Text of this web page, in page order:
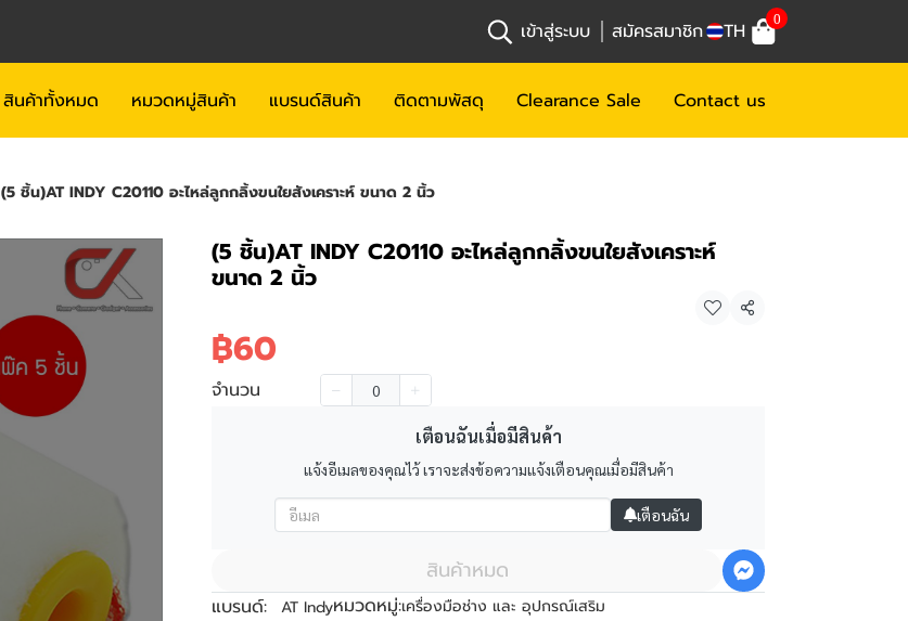
เข้าสู่ระบบ สมัครสมาชิก TH 0
สินค้าทั้งหมด หมวดหมู่สินค้า แบรนด์สินค้า ติดตามพัสดุ Clearance Sale Contact us
(5 ชิ้น)AT INDY C20110 อะไหล่ลูกกลิ้งขนใยสังเคราะห์ ขนาด 2 นิ้ว
(5 ชิ้น)AT INDY C20110 อะไหล่ลูกกลิ้งขนใยสังเคราะห์
ขนาด 2 นิ้ว
แชร์
฿60
จำนวน
เตือนฉันเมื่อมีสินค้า
แจ้งอีเมลของคุณไว้ เราจะส่งข้อความแจ้งเตือนคุณเมื่อมีสินค้า
เตือนฉัน
สินค้าหมด
แบรนด์: AT Indyหมวดหมู่:เครื่องมือช่าง และ อุปกรณ์เสริม